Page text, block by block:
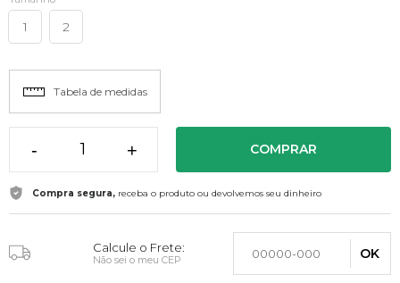
1 2
Tabela de medidas
- + COMPRAR
Compra segura, receba o produto ou devolvemos seu dinheiro
Calcule o Frete:
Não sei o meu CEP OK